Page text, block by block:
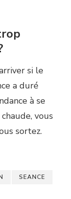
si le
a duré
à se
vous
sortez.
SEANCE